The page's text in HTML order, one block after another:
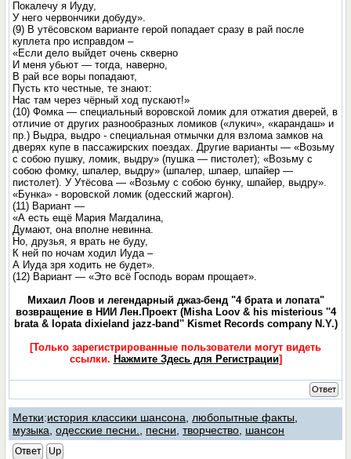
Покалечу я Иуду,
У него червончики добуду».
(9) В утёсовском варианте герой попадает сразу в рай после
куплета про исправдом –
«Если дело выйдет очень скверно
И меня убьют — тогда, наверно,
В рай все воры попадают,
Пусть кто честные, те знают:
Нас там через чёрный ход пускают!»
(10) Фомка — специальный воровской ломик для отжатия дверей, в
отличие от других разнообразных ломиков («лукич», «карандаш» и
пр.) Выдра, выдро - специальная отмычки для взлома замков на
дверях купе в пассажирских поездах. Другие варианты — «Возьму
с собою пушку, ломик, выдру» (пушка — пистолет); «Возьму с
собою фомку, шпалер, выдру» (шпалер, шпаер, шпайер —
пистолет). У Утёсова — «Возьму с собою бунку, шпайер, выдру».
«Бунка» - воровской ломик (одесский жаргон).
(11) Вариант —
«А есть ещё Мария Магдалина,
Думают, она вполне невинна.
Но, друзья, я врать не буду,
К ней по ночам ходил Иуда –
А Иуда зря ходить не будет».
(12) Вариант — «Это всё Господь ворам прощает».
Михаил Лоов и легендарный джаз-бенд "4 брата и лопата"
возвращение в НИИ Лен.Проект (Misha Loov & his misterious ''4
brata & lopata dixieland jazz-band'' Kismet Records company N.Y.)
[Только зарегистрированные пользователи могут видеть
ссылки. Нажмите Здесь для Регистрации]
Ответ
Метки:история классики шансона любопытные факты
музыка ,одесские песни. песни ,творчество шансон
Ответ Up